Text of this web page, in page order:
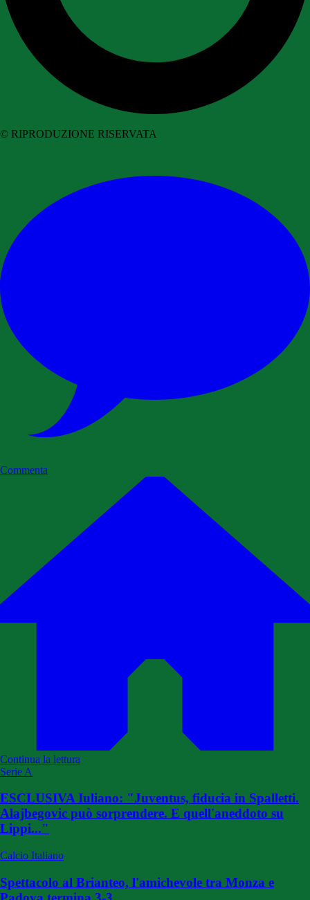
© RIPRODUZIONE RISERVATA
Commenta
Continua la lettura
Serie A
ESCLUSIVA Iuliano: "Juventus, fiducia in Spalletti.
Alajbegovic può sorprendere. E quell'aneddoto su
Lippi..."
Calcio Italiano
Spettacolo al Brianteo, l'amichevole tra Monza e